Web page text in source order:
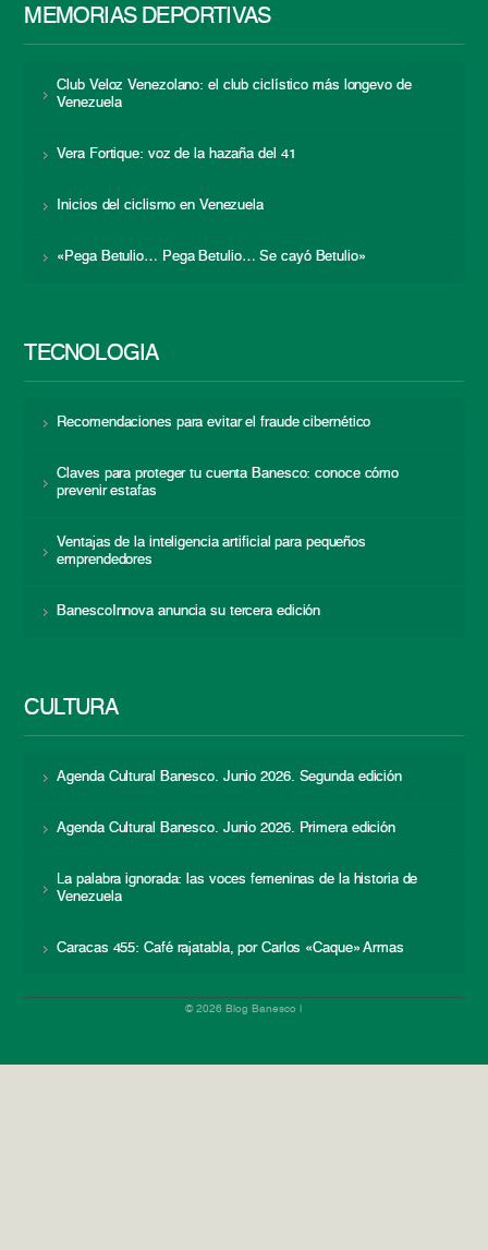
MEMORIAS DEPORTIVAS
Club Veloz Venezolano: el club ciclístico más longevo de
Venezuela
Vera Fortique: voz de la hazaña del 41
Inicios del ciclismo en Venezuela
«Pega Betulio… Pega Betulio… Se cayó Betulio»
TECNOLOGÍA
Recomendaciones para evitar el fraude cibernético
Claves para proteger tu cuenta Banesco: conoce cómo
prevenir estafas
Ventajas de la inteligencia artificial para pequeños
emprendedores
BanescoInnova anuncia su tercera edición
CULTURA
Agenda Cultural Banesco. Junio 2026. Segunda edición
Agenda Cultural Banesco. Junio 2026. Primera edición
La palabra ignorada: las voces femeninas de la historia de
Venezuela
Caracas 455: Café rajatabla, por Carlos «Caque» Armas
© 2026 Blog Banesco |